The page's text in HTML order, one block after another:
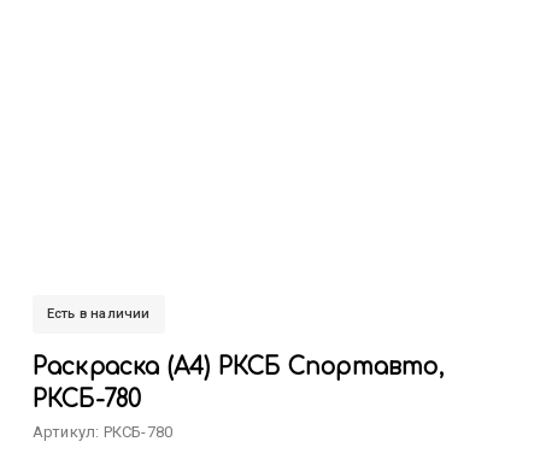
Есть в наличии
Раскраска (А4) РКСБ Спортавто,
РКСБ-780
Артикул: РКСБ-780